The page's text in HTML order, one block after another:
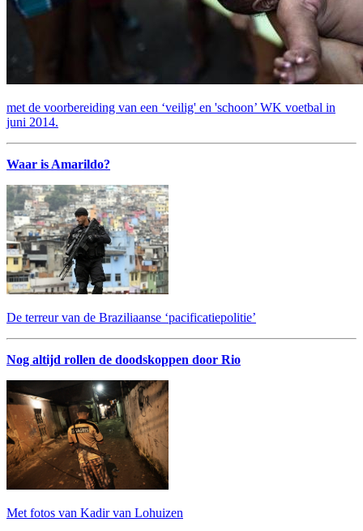
met de voorbereiding van een ‘veilig' en 'schoon’ WK voetbal in
juni 2014.
Waar is Amarildo?
De terreur van de Braziliaanse ‘pacificatiepolitie’
Nog altijd rollen de doodskoppen door Rio
Met fotos van Kadir van Lohuizen